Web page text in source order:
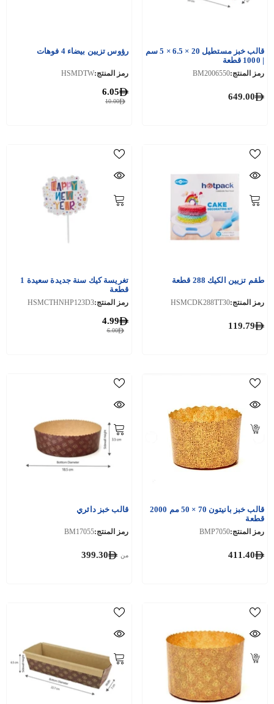
قالب خبز مستطيل 20 × 6.5 × 5 سم
| 1000 قطعة
رمز المنتج:BM2006550
649.00
رؤوس تزيين بيضاء 4 فوهات
رمز المنتج:HSMDTW
10.00
6.05
طقم تزيين الكيك 288 قطعة
رمز المنتج:HSMCDK288TT30
119.79
تغريسة كيك سنة جديدة سعيدة 1
قطعة
رمز المنتج:HSMCTHNHP123D3
6.00
4.99
قالب خبز بانيتون 70 × 50 مم 2000
قطعة
رمز المنتج:BMP7050
411.40
قالب خبز دائري
رمز المنتج:BM17055
من 399.30